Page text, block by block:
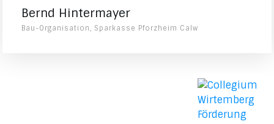
Bernd Hintermayer
Bau-Organisation, Sparkasse Pforzheim Calw